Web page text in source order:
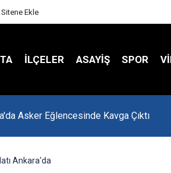
Sitene Ekle
İLÇELER ASAYİŞ SPOR
Hasta Değerlendirme Sistemi İle Yeni
Ankara'da